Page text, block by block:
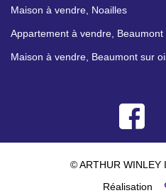
Maison à vendre, Noailles
Appartement à vendre, Beaumont
Maison à vendre, Beaumont sur
© ARTHUR WINLEY
Réalisation